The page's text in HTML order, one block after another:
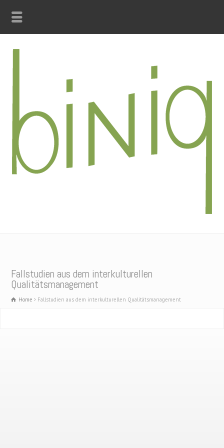
Fallstudien aus dem interkulturellen
Qualitätsmanagement
Home Fallstudien aus dem interkulturellen Qualitätsmanagement